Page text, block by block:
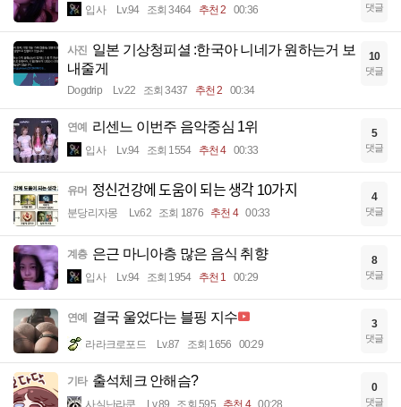
입사 Lv.94 조회 3464 추천 2 00:36 댓글
사진 일본 기상청피셜 :한국아 니네가 원하는거 보
내줄게
Dogdrip Lv.22 조회 3437 추천 2 00:34
10
댓글
연예 리센느 이번주 음악중심 1위
입사 Lv.94 조회 1554 추천 4 00:33
5
댓글
유머 정신건강에 도움이 되는 생각 10가지
분당리자몽 Lv.62 조회 1876 추천 4 00:33
4
댓글
계층 은근 마니아층 많은 음식 취향
입사 Lv.94 조회 1954 추천 1 00:29
8
댓글
연예 결국 울었다는 블핑 지수
라라크로포드 Lv.87 조회 1656 00:29
3
댓글
기타 출석체크 안해슴?
사실난라쿤 Lv.89 조회 595 추천 4 00:28
0
댓글